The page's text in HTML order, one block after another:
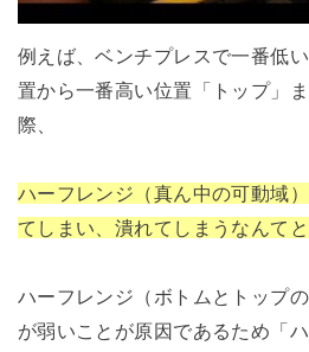
例えば、ベンチプレスで一番低
置から一番高い位置「トップ」
際、
ハーフレンジ（真ん中の可動域
てしまい、潰れてしまうなんて
ハーフレンジ（ボトムとトップ
が弱いことが原因であるため「